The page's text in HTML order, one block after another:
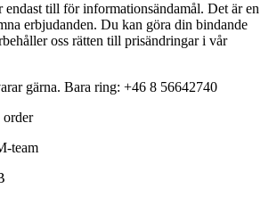
endast till för informationsändamål. Det är en
erbjudanden. Du kan göra din bindande
oss rätten till prisändringar i vår
gärna. Bara ring: +46 8 56642740
order
team